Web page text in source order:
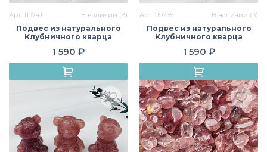
Арт. 119741 В наличии (3)
Подвес из натурального
Клубничного кварца
1 590 ₽
Арт. 119735 В наличии (3)
Подвес из натурального
Клубничного кварца
1 590 ₽